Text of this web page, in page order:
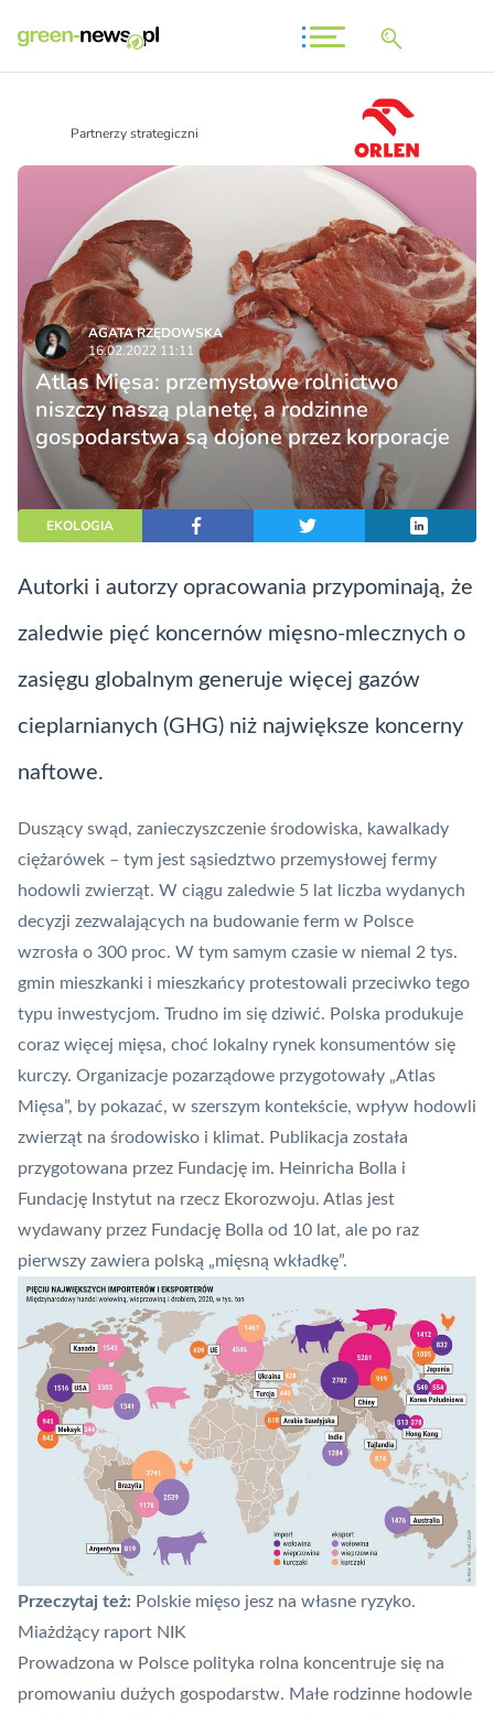
Partnerzy strategiczni
AGATA RZĘDOWSKA
16.02.2022 11:11
Atlas Mięsa: przemysłowe rolnictwo
niszczy naszą planetę, a rodzinne
gospodarstwa są dojone przez korporacje
EKOLOGIA
Autorki i autorzy opracowania przypominają, że
zaledwie pięć koncernów mięsno-mlecznych o
zasięgu globalnym generuje więcej gazów
cieplarnianych (GHG) niż największe koncerny
naftowe.
Duszący swąd, zanieczyszczenie środowiska, kawalkady
ciężarówek – tym jest sąsiedztwo przemysłowej fermy
hodowli zwierząt. W ciągu zaledwie 5 lat liczba wydanych
decyzji zezwalających na budowanie ferm w Polsce
wzrosła o 300 proc. W tym samym czasie w niemal 2 tys.
gmin mieszkanki i mieszkańcy protestowali przeciwko tego
typu inwestycjom. Trudno im się dziwić. Polska produkuje
coraz więcej mięsa, choć lokalny rynek konsumentów się
kurczy. Organizacje pozarządowe przygotowały „Atlas
Mięsa”, by pokazać, w szerszym kontekście, wpływ hodowli
zwierząt na środowisko i klimat. Publikacja została
przygotowana przez Fundację im. Heinricha Bolla i
Fundację Instytut na rzecz Ekorozwoju. Atlas jest
wydawany przez Fundację Bolla od 10 lat, ale po raz
pierwszy zawiera polską „mięsną wkładkę”.
Przeczytaj też: Polskie mięso jesz na własne ryzyko.
Miażdżący raport NIK
Prowadzona w Polsce polityka rolna koncentruje się na
promowaniu dużych gospodarstw. Małe rodzinne hodowle